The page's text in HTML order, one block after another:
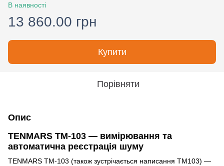
В наявності
13 860.00 грн
Купити
Порівняти
Опис
TENMARS TM-103 — вимірювання та
автоматична реєстрація шуму
TENMARS TM-103 (також зустрічається написання TM103) —